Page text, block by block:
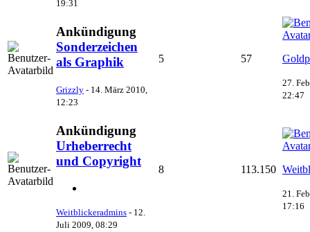
19:31
Ankündigung
Sonderzeichen
als Graphik
Grizzly - 14. März 2010,
12:23
5 57
27.
22:47
Ankündigung
Urheberrecht
und Copyright
Weitblickeradmins - 12.
Juli 2009, 08:29
8 113.150
21.
17:16